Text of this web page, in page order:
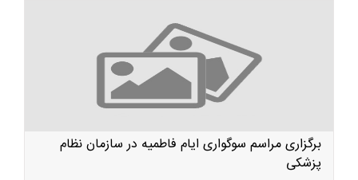
برگزاری مراسم سوگواری ایام فاطمیه در سازمان نظام
پزشکی